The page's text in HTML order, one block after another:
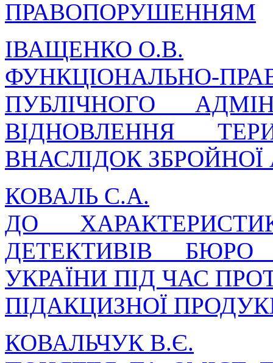
ПРАВОПОРУШЕННЯМ
ІВАЩЕНКО О.В.
ФУНКЦІОНАЛЬНО-
ПУБЛІЧНОГО
ВІДНОВЛЕННЯ
ВНАСЛІДОК ЗБРОЙНОЇ
КОВАЛЬ С.А.
ДО
ДЕТЕКТИВІВ БЮРО
УКРАЇНИ ПІД ЧАС
ПІДАКЦИЗНОЇ
КОВАЛЬЧУК В.Є.